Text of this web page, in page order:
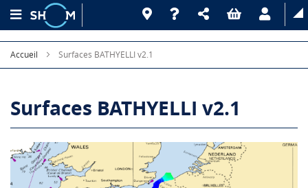
Accueil Surfaces BATHYELLI v2.1
Surfaces BATHYELLI v2.1